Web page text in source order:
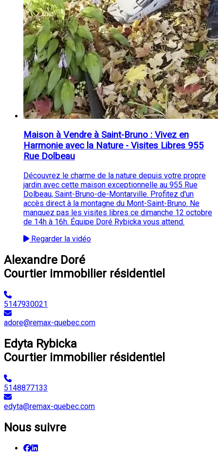
Maison à Vendre à Saint-Bruno : Vivez en
Harmonie avec la Nature - Visites Libres 955
Rue Dolbeau
Découvrez le charme de la nature depuis votre propre
jardin avec cette maison exceptionnelle au 955 Rue
Dolbeau, Saint-Bruno-de-Montarville. Profitez d'un
accès direct à la montagne du Mont-Saint-Bruno. Ne
manquez pas les visites libres ce dimanche 12 octobre
de 14h à 16h. Équipe Doré Rybicka vous attend.
Regarder la vidéo
Alexandre Doré
Courtier immobilier résidentiel
5147930021
adore@remax-quebec.com
Edyta Rybicka
Courtier immobilier résidentiel
5148877133
edyta@remax-quebec.com
Nous suivre